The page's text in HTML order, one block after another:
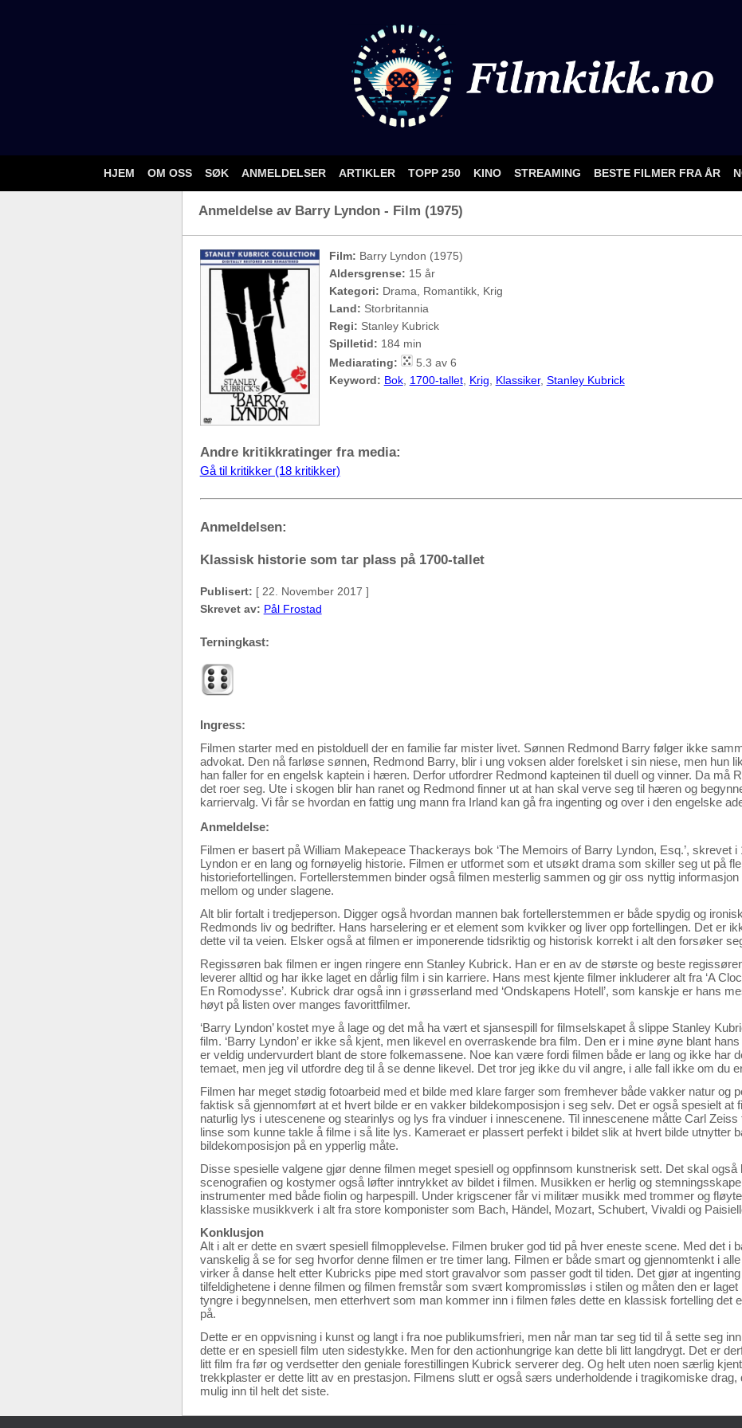
HJEM OM OSS SØK ANMELDELSER ARTIKLER TOPP 250 KINO STREAMING BESTE FILMER FRA ÅR
Anmeldelse av Barry Lyndon - Film (1975)
Film: Barry Lyndon (1975)
Aldersgrense: 15 år
Kategori: Drama, Romantikk, Krig
Land: Storbritannia
Regi: Stanley Kubrick
Spilletid: 184 min
Mediarating:
5.3 av 6
Keyword: Bok, 1700-tallet, Krig Klassiker, Stanley Kubrick
Andre kritikkratinger fra media:
Gå til kritikker (18 kritikker)
Anmeldelsen:
Klassisk historie som tar plass på 1700-tallet
Publisert: [ 22. November 2017 ]
Skrevet av: Pål Frostad
Terningkast:
Ingress:
Filmen starter med en pistolduell der en familie far mister livet. Sønnen Redmond Barry følger ikke
advokat. Den nå farløse sønnen, Redmond Barry, blir i ung voksen alder forelsket i sin niese, men hun
han faller for en engelsk kaptein i hæren. Derfor utfordrer Redmond kapteinen til duell og vinner. Da må
det roer seg. Ute i skogen blir han ranet og Redmond finner ut at han skal verve seg til hæren og
karriervalg. Vi får se hvordan en fattig ung mann fra Irland kan gå fra ingenting og over i den engelske
Anmeldelse:
Filmen er basert på William Makepeace Thackerays bok ‘The Memoirs of Barry Lyndon, Esq.’, skrevet
Lyndon er en lang og fornøyelig historie. Filmen er utformet som et utsøkt drama som skiller seg ut på
historiefortellingen. Fortellerstemmen binder også filmen mesterlig sammen og gir oss nyttig
mellom og under slagene.
Alt blir fortalt i tredjeperson. Digger også hvordan mannen bak fortellerstemmen er både spydig og
Redmonds liv og bedrifter. Hans harselering er et element som kvikker og liver opp fortellingen. Det er
dette vil ta veien. Elsker også at filmen er imponerende tidsriktig og historisk korrekt i alt den forsøker
Regissøren bak filmen er ingen ringere enn Stanley Kubrick. Han er en av de største og beste
leverer alltid og har ikke laget en dårlig film i sin karriere. Hans mest kjente filmer inkluderer alt fra ‘A
En Romodysse’. Kubrick drar også inn i grøsserland med ‘Ondskapens Hotell’, som kanskje er hans
høyt på listen over manges favorittfilmer.
‘Barry Lyndon’ kostet mye å lage og det må ha vært et sjansespill for filmselskapet å slippe Stanley
film. ‘Barry Lyndon’ er ikke så kjent, men likevel en overraskende bra film. Den er i mine øyne blant
er veldig undervurdert blant de store folkemassene. Noe kan være fordi filmen både er lang og ikke har
temaet, men jeg vil utfordre deg til å se denne likevel. Det tror jeg ikke du vil angre, i alle fall ikke om du
Filmen har meget stødig fotoarbeid med et bilde med klare farger som fremhever både vakker natur og
faktisk så gjennomført at et hvert bilde er en vakker bildekomposisjon i seg selv. Det er også spesielt at
naturlig lys i utescenene og stearinlys og lys fra vinduer i innescenene. Til innescenene måtte Carl Zeiss
linse som kunne takle å filme i så lite lys. Kameraet er plassert perfekt i bildet slik at hvert bilde utnytter
bildekomposisjon på en ypperlig måte.
Disse spesielle valgene gjør denne filmen meget spesiell og oppfinnsom kunstnerisk sett. Det skal også
scenografien og kostymer også løfter inntrykket av bildet i filmen. Musikken er herlig og
instrumenter med både fiolin og harpespill. Under krigscener får vi militær musikk med trommer og
klassiske musikkverk i alt fra store komponister som Bach, Händel, Mozart, Schubert, Vivaldi og
Konklusjon
Alt i alt er dette en svært spesiell filmopplevelse. Filmen bruker god tid på hver eneste scene. Med det i
vanskelig å se for seg hvorfor denne filmen er tre timer lang. Filmen er både smart og gjennomtenkt i
virker å danse helt etter Kubricks pipe med stort gravalvor som passer godt til tiden. Det gjør at
tilfeldighetene i denne filmen og filmen fremstår som svært kompromissløs i stilen og måten den er laget
tyngre i begynnelsen, men etterhvert som man kommer inn i filmen føles dette en klassisk fortelling det
på.
Dette er en oppvisning i kunst og langt i fra noe publikumsfrieri, men når man tar seg tid til å sette seg
dette er en spesiell film uten sidestykke. Men for den actionhungrige kan dette bli litt langdrygt. Det er
litt film fra før og verdsetter den geniale forestillingen Kubrick serverer deg. Og helt uten noen særlig
trekkplaster er dette litt av en prestasjon. Filmens slutt er også særs underholdende i tragikomiske drag,
mulig inn til helt det siste.